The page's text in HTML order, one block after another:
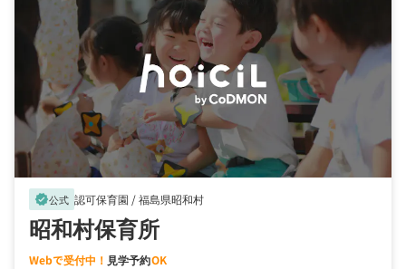
verified公式 認可保育園 /福島県昭和村
昭和村保育所
Webで受付中！ 見学予約OK